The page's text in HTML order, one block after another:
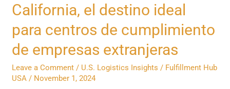
California, el destino ideal
para centros de cumplimiento
de empresas extranjeras
Leave a Comment / U.S. Logistics Insights / Fulfillment Hub
USA / November 1, 2024
California,
el
destino
ideal
para
centros
de